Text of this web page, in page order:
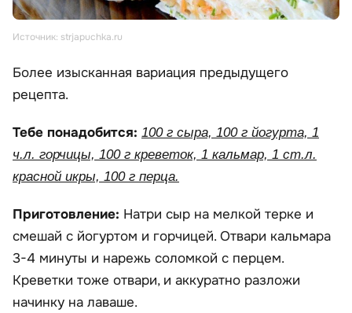
Источник: strjapuchka.ru
Более изысканная вариация предыдущего
рецепта.
Тебе понадобится: 100 г сыра, 100 г йогурта, 1
ч.л. горчицы, 100 г креветок, 1 кальмар, 1 ст.л.
красной икры, 100 г перца.
Приготовление: Натри сыр на мелкой терке и
смешай с йогуртом и горчицей. Отвари кальмара
3-4 минуты и нарежь соломкой с перцем.
Креветки тоже отвари, и аккуратно разложи
начинку на лаваше.